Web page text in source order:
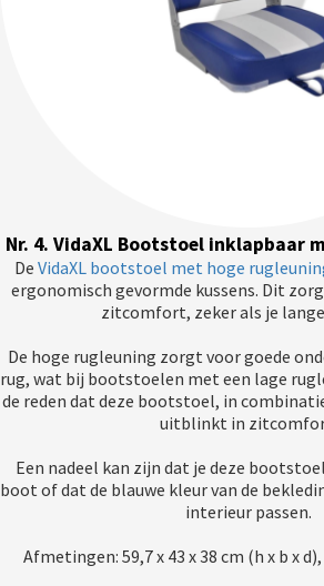
Nr. 4. VidaXL Bootstoel inklapbaar
De VidaXL bootstoel met hoge
ergonomisch gevormde kussens. Dit
zitcomfort, zeker als je
De hoge rugleuning zorgt voor goede
rug, wat bij bootstoelen met een lage
de reden dat deze bootstoel, in
uitblinkt in
Een nadeel kan zijn dat je deze
boot of dat de blauwe kleur van de
interieur passen.
Afmetingen: 59,7 x 43 x 38 cm (h x b x